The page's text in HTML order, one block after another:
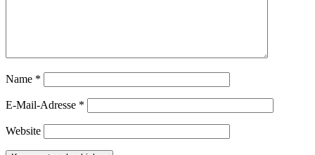
Name *
E-Mail-Adresse *
Website